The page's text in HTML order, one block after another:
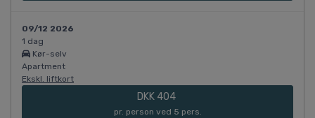
09/12 2026
1 dag
Kør-selv
Apartment
Ekskl. liftkort
DKK 404
pr. person ved 5 pers.